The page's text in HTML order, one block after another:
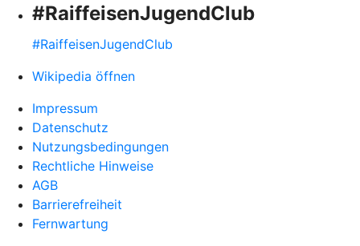
#RaiffeisenJugendClub
#RaiffeisenJugendClub
Wikipedia öffnen
Impressum
Datenschutz
Nutzungsbedingungen
Rechtliche Hinweise
AGB
Barrierefreiheit
Fernwartung